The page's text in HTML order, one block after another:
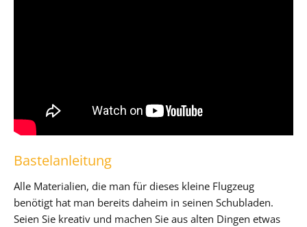
Bastelanleitung
Alle Materialien, die man für dieses kleine Flugzeug
benötigt hat man bereits daheim in seinen Schubladen.
Seien Sie kreativ und machen Sie aus alten Dingen etwas